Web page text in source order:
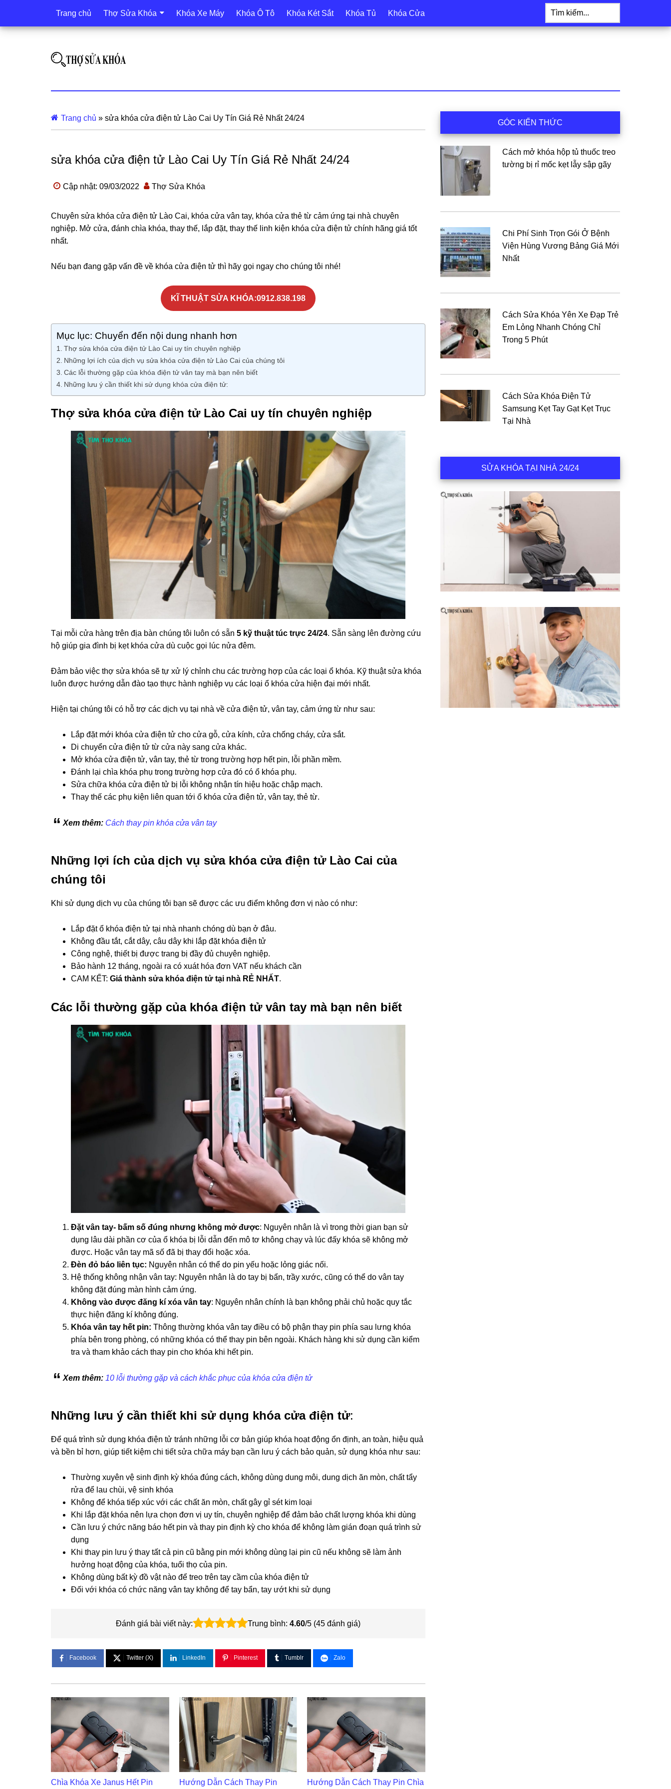
Trang chủ Thợ Sửa Khóa Khóa Xe Máy Khóa Ô Tô Khóa Két Sắt Khóa Tủ Khóa Cửa
Tìm
kiếm...
Trang chủ » sửa khóa cửa điện tử Lào Cai Uy Tín Giá Rẻ Nhất 24/24
sửa khóa cửa điện tử Lào Cai Uy Tín Giá Rẻ Nhất 24/24
Cập nhật: 09/03/2022 Thợ Sửa Khóa
Chuyên sửa khóa cửa điện tử Lào Cai, khóa cửa vân tay, khóa cửa thẻ từ cảm ứng tại nhà chuyên
nghiệp. Mở cửa, đánh chìa khóa, thay thế, lắp đặt, thay thế linh kiện khóa cửa điện tử chính hãng giá tốt
nhất.
Nếu bạn đang gặp vấn đề về khóa cửa điện tử thì hãy gọi ngay cho chúng tôi nhé!
KĨ THUẬT SỬA KHÓA:0912.838.198
Mục lục: Chuyển đến nội dung nhanh hơn
Thợ sửa khóa cửa điện tử Lào Cai uy tín chuyên nghiệp
Những lợi ích của dịch vụ sửa khóa cửa điện tử Lào Cai của chúng tôi
Các lỗi thường gặp của khóa điện tử vân tay mà bạn nên biết
Những lưu ý cần thiết khi sử dụng khóa cửa điện tử:
Thợ sửa khóa cửa điện tử Lào Cai uy tín chuyên nghiệp
Tại mỗi cửa hàng trên địa bàn chúng tôi luôn có sẵn 5 kỹ thuật túc trực 24/24. Sẵn sàng lên đường cứu
hộ giúp gia đình bị kẹt khóa cửa dù cuộc gọi lúc nửa đêm.
Đảm bảo việc thợ sửa khóa sẽ tự xử lý chỉnh chu các trường hợp của các loại ổ khóa. Kỹ thuật sửa khóa
luôn được hướng dẫn đào tạo thực hành nghiệp vụ các loại ổ khóa cửa hiện đại mới nhất.
Hiện tại chúng tôi có hỗ trợ các dịch vụ tại nhà về cửa điện tử, vân tay, cảm ứng từ như sau:
Lắp đặt mới khóa cửa điện tử cho cửa gỗ, cửa kính, cửa chống cháy, cửa sắt.
Di chuyển cửa điện tử từ cửa này sang cửa khác.
Mở khóa cửa điện tử, vân tay, thẻ từ trong trường hợp hết pin, lỗi phần mềm.
Đánh lại chìa khóa phụ trong trường hợp cửa đó có ổ khóa phụ.
Sửa chữa khóa cửa điện tử bị lỗi không nhận tín hiệu hoặc chập mạch.
Thay thế các phụ kiện liên quan tới ổ khóa cửa điện tử, vân tay, thẻ từ.
Xem thêm: Cách thay pin khóa cửa vân tay
Những lợi ích của dịch vụ sửa khóa cửa điện tử Lào Cai của
chúng tôi
Khi sử dụng dịch vụ của chúng tôi bạn sẽ được các ưu điểm không đơn vị nào có như:
Lắp đặt ổ khóa điện tử tại nhà nhanh chóng dù bạn ở đâu.
Không đầu tắt, cắt dây, câu dây khi lắp đặt khóa điện tử
Công nghệ, thiết bị được trang bị đầy đủ chuyên nghiệp.
Bảo hành 12 tháng, ngoài ra có xuát hóa đơn VAT nếu khách cần
CAM KẾT: Giá thành sửa khóa điện tử tại nhà RẺ NHẤT.
Các lỗi thường gặp của khóa điện tử vân tay mà bạn nên biết
Đặt vân tay- bấm số đúng nhưng không mở được: Nguyên nhân là vì trong thời gian bạn sử
dụng lâu dài phần cơ của ổ khóa bị lỗi dẫn đến mô tơ không chạy và lúc đấy khóa sẽ không mở
được. Hoặc vân tay mã số đã bị thay đổi hoặc xóa.
Đèn đỏ báo liên tục: Nguyên nhân có thể do pin yếu hoặc lỏng giác nối.
Hệ thống không nhận vân tay: Nguyên nhân là do tay bị bẩn, trầy xước, cũng có thể do vân tay
không đặt đúng màn hình cảm ứng.
Không vào được đăng kí xóa vân tay: Nguyên nhân chính là bạn không phải chủ hoặc quy tắc
thực hiện đăng kí không đúng.
Khóa vân tay hết pin: Thông thường khóa vân tay điều có bộ phận thay pin phía sau lưng khóa
phía bên trong phòng, có những khóa có thể thay pin bên ngoài. Khách hàng khi sử dụng cần kiểm
tra và tham khảo cách thay pin cho khóa khi hết pin.
Xem thêm: 10 lỗi thường gặp và cách khắc phục của khóa cửa điện tử
Những lưu ý cần thiết khi sử dụng khóa cửa điện tử:
Để quá trình sử dụng khóa điện tử tránh những lỗi cơ bản giúp khóa hoạt động ổn định, an toàn, hiệu quả
và bền bỉ hơn, giúp tiết kiệm chi tiết sửa chữa máy bạn cần lưu ý cách bảo quản, sử dụng khóa như sau:
Thường xuyên vệ sinh định kỳ khóa đúng cách, không dùng dung môi, dung dịch ăn mòn, chất tẩy
rửa để lau chùi, vệ sinh khóa
Không để khóa tiếp xúc với các chất ăn mòn, chất gây gỉ sét kim loại
Khi lắp đặt khóa nên lựa chọn đơn vị uy tín, chuyên nghiệp để đảm bảo chất lượng khóa khi dùng
Cần lưu ý chức năng báo hết pin và thay pin định kỳ cho khóa để không làm gián đoạn quá trình sử
dụng
Khi thay pin lưu ý thay tất cả pin cũ bằng pin mới không dùng lại pin cũ nếu không sẽ làm ảnh
hưởng hoạt động của khóa, tuổi thọ của pin.
Không dùng bất kỳ đồ vật nào để treo trên tay cầm của khóa điện tử
Đối với khóa có chức năng vân tay không để tay bẩn, tay ướt khi sử dụng
Đánh giá bài viết này: Trung bình: 4.60/5 (45 đánh giá)
Facebook Twitter (X) LinkedIn Pinterest Tumblr Zalo
Chìa Khóa Xe Janus Hết Pin
Hướng Dẫn Cách Thay Pin
Hướng Dẫn Cách Thay Pin Chìa
chính
GÓC KIẾN THỨC
Cách mở khóa hộp tủ thuốc treo
tường bị rỉ mốc kẹt lẫy sập gãy
Chi Phí Sinh Trọn Gói Ở Bệnh
Viện Hùng Vương Bảng Giá Mới
Nhất
Cách Sửa Khóa Yên Xe Đạp Trẻ
Em Lỏng Nhanh Chóng Chỉ
Trong 5 Phút
Cách Sửa Khóa Điện Tử
Samsung Kẹt Tay Gạt Kẹt Trục
Tại Nhà
SỬA KHÓA TẠI NHÀ 24/24